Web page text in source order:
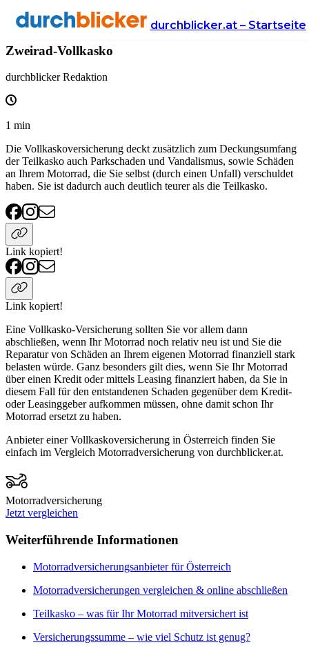
durchblicker.at – Startseite
Wissen Versicherung motorradversicherung
Zweirad-Vollkasko
durchblicker Redaktion
1 min
Die Vollkaskoversicherung deckt zusätzlich zum Deckungsumfang
der Teilkasko auch Parkschaden und Vandalismus, sowie Schäden
an Ihrem Motorrad, die Sie selbst (durch einen Unfall) verschuldet
haben. Sie ist dadurch auch deutlich teurer als die Teilkasko.
Link kopiert!
Link kopiert!
Eine Vollkasko-Versicherung sollten Sie vor allem dann
abschließen, wenn Ihr Motorrad noch relativ neu ist und Sie die
Reparatur von Schäden an Ihrem eigenen Motorrad finanziell stark
belasten würde. Ganz besonders gilt dies, wenn Sie Ihr Motorrad
über einen Kredit oder mittels Leasing finanziert haben, da Sie in
diesem Fall für den entstandenen Schaden gegenüber dem Kredit-
oder Leasinggeber aufkommen müssen, ohne damit schon Ihr
Motorrad ersetzt zu haben.
Anbieter einer Vollkaskoversicherung in Österreich finden Sie
einfach im Vergleich Motorradversicherung von durchblicker.at.
Motorradversicherung
Jetzt vergleichen
Weiterführende Informationen
Motorradversicherungsanbieter für Österreich
Motorradversicherungen vergleichen & online abschließen
Teilkasko – was für Ihr Motorrad mitversichert ist
Versicherungssumme – wie viel Schutz ist genug?